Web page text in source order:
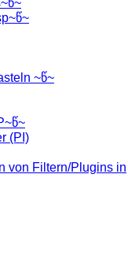
~წ~
(PI)
von Filtern/Plugins in